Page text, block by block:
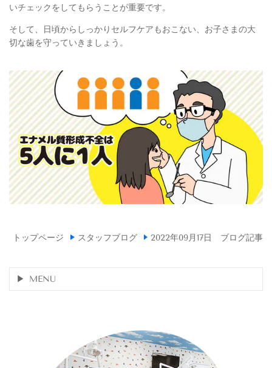
いチェックをしてもらうことが重要です。
そして、日頃からしっかりセルフケアもおこない、お子さまの大
切な歯を守っていきましょう。
トップページ スタッフブログ 2022年09月17日 ブログ記事
MENU